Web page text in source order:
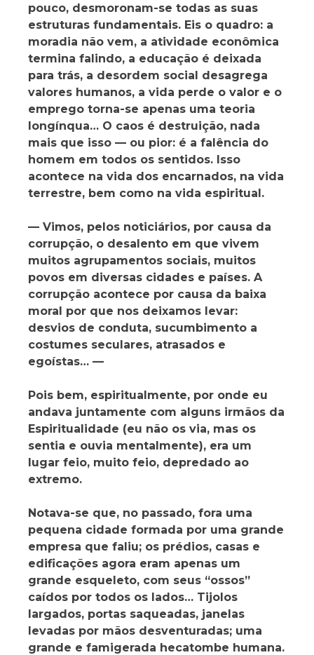
pouco, desmoronam-se todas as suas
estruturas fundamentais. Eis o quadro: a
moradia não vem, a atividade econômica
termina falindo, a educação é deixada
para trás, a desordem social desagrega
valores humanos, a vida perde o valor e o
emprego torna-se apenas uma teoria
longínqua… O caos é destruição, nada
mais que isso — ou pior: é a falência do
homem em todos os sentidos. Isso
acontece na vida dos encarnados, na vida
terrestre, bem como na vida espiritual.
— Vimos, pelos noticiários, por causa da
corrupção, o desalento em que vivem
muitos agrupamentos sociais, muitos
povos em diversas cidades e países. A
corrupção acontece por causa da baixa
moral por que nos deixamos levar:
desvios de conduta, sucumbimento a
costumes seculares, atrasados e
egoístas… —
Pois bem, espiritualmente, por onde eu
andava juntamente com alguns irmãos da
Espiritualidade (eu não os via, mas os
sentia e ouvia mentalmente), era um
lugar feio, muito feio, depredado ao
extremo.
Notava-se que, no passado, fora uma
pequena cidade formada por uma grande
empresa que faliu; os prédios, casas e
edificações agora eram apenas um
grande esqueleto, com seus “ossos”
caídos por todos os lados… Tijolos
largados, portas saqueadas, janelas
levadas por mãos desventuradas; uma
grande e famigerada hecatombe humana.